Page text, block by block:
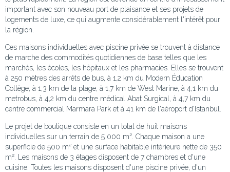
important avec son nouveau port de plaisance et ses projets de
logements de luxe, ce qui augmente considérablement l'intérêt pour
la région.
Ces maisons individuelles avec piscine privée se trouvent à distance
de marche des commodités quotidiennes de base telles que les
marchés, les écoles, les hôpitaux et les pharmacies. Elles se trouvent
à 250 mètres des arrêts de bus, à 1,2 km du Modern Éducation
Collège, à 1,3 km de la plage, à 1,7 km de West Marine, à 4,1 km du
metrobus, à 4,2 km du centre médical Abat Surgical, à 4,7 km du
centre commercial Marmara Park et à 41 km de l'aéroport d'Istanbul.
Le projet de boutique consiste en un total de huit maisons
individuelles sur un terrain de 5 000 m². Chaque maison a une
superficie de 500 m² et une surface habitable intérieure nette de 350
m². Les maisons de 3 étages disposent de 7 chambres et d'une
cuisine. Toutes les maisons disposent d'une piscine privée, d'un